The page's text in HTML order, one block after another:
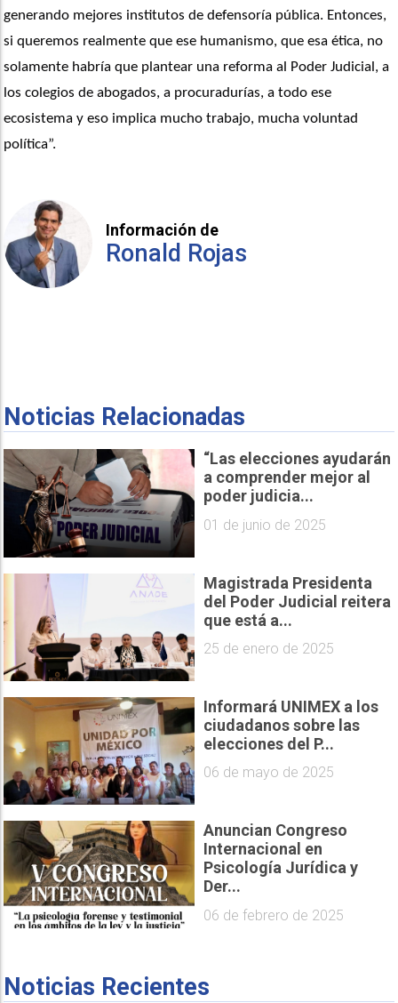
generando mejores institutos de defensoría pública. Entonces,
si queremos realmente que ese humanismo, que esa ética, no
solamente habría que plantear una reforma al Poder Judicial, a
los colegios de abogados, a procuradurías, a todo ese
ecosistema y eso implica mucho trabajo, mucha voluntad
política”.
Información de
Ronald Rojas
Noticias Relacionadas
“Las elecciones ayudarán
a comprender mejor al
poder judicia...
01 de junio de 2025
Magistrada Presidenta
del Poder Judicial reitera
que está a...
25 de enero de 2025
Informará UNIMEX a los
ciudadanos sobre las
elecciones del P...
06 de mayo de 2025
Anuncian Congreso
Internacional en
Psicología Jurídica y
Der...
06 de febrero de 2025
Noticias Recientes